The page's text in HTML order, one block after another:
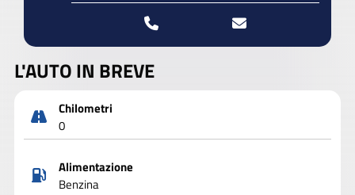
L'AUTO IN BREVE
Chilometri
0
Alimentazione
Benzina